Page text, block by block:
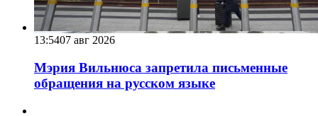
13:5407 авг 2026
Мэрия Вильнюса запретила письменные
обращения на русском языке